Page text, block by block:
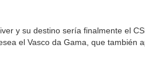
y su destino sería finalmente el
el Vasco da Gama, que también